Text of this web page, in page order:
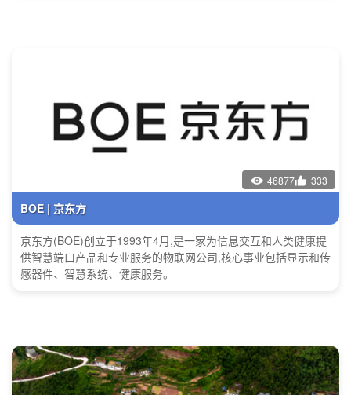
46877 333
BOE | 京东方
京东方(BOE)创立于1993年4月,是一家为信息交互和人类健康提
供智慧端口产品和专业服务的物联网公司,核心事业包括显示和传
感器件、智慧系统、健康服务。